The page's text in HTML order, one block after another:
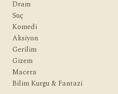
Dram
Suç
Komedi
Aksiyon
Gerilim
Gizem
Macera
Bilim Kurgu & Fantazi